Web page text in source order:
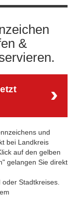
&
und
bei Landkreis
auf den gelben
gelangen Sie direkt
Stadtkreises.